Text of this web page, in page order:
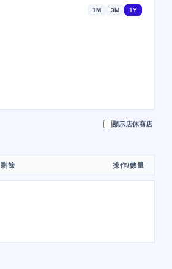
1M 3M 1Y
顯示店休商店
剩餘 操作/數量